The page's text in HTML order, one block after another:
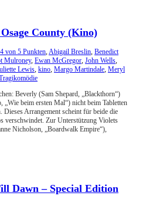
County (Kino)
4 von 5 Punkten Abigail Breslin Benedict
Mulroney, Ewan McGregor John Wells
Lewis kino Margo Martindale Meryl
Beverly (Sam Shepard, „Blackthorn“)
beim ersten Mal“) nicht beim Tabletten
Dieses Arrangement scheint für beide die
verschwindet. Zur Unterstützung Violets
Nicholson, „Boardwalk Empire“),
Dawn – Special Edition